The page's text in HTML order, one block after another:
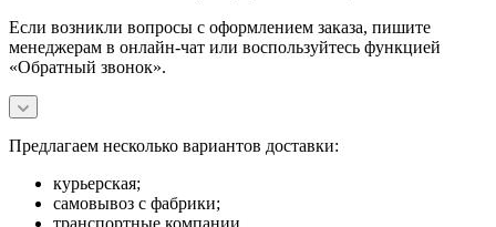
Если возникли вопросы с оформлением заказа, пишите
менеджерам в онлайн-чат или воспользуйтесь функцией
«Обратный звонок».
Предлагаем несколько вариантов доставки:
курьерская;
самовывоз с фабрики;
транспортные компании.